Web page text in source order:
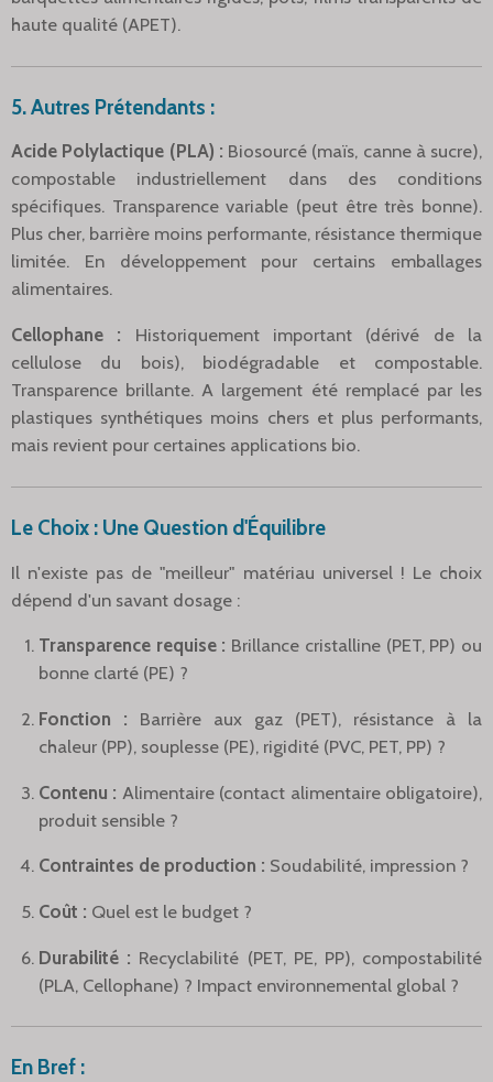
haute qualité (APET).
5. Autres Prétendants :
Acide Polylactique (PLA) : Biosourcé (maïs, canne à sucre),
compostable industriellement dans des conditions
spécifiques. Transparence variable (peut être très bonne).
Plus cher, barrière moins performante, résistance thermique
limitée. En développement pour certains emballages
alimentaires.
Cellophane :
Historiquement important (dérivé de la
cellulose du bois), biodégradable et compostable.
Transparence brillante. A largement été remplacé par les
plastiques synthétiques moins chers et plus performants,
mais revient pour certaines applications bio.
Le Choix : Une Question d'Équilibre
Il n'existe pas de "meilleur" matériau universel ! Le choix
dépend d'un savant dosage :
Transparence requise : Brillance cristalline (PET, PP) ou
bonne clarté (PE) ?
Fonction :
Barrière aux gaz (PET), résistance à la
chaleur (PP), souplesse (PE), rigidité (PVC, PET, PP) ?
Contenu : Alimentaire (contact alimentaire obligatoire),
produit sensible ?
Contraintes de production : Soudabilité, impression ?
Coût : Quel est le budget ?
Durabilité : Recyclabilité (PET, PE, PP), compostabilité
(PLA, Cellophane) ? Impact environnemental global ?
En Bref :